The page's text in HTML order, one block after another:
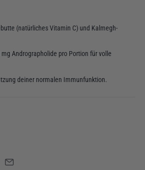
(natürliches Vitamin C) und Kalmegh-
Andrographolide pro Portion für volle
deiner normalen Immunfunktion.